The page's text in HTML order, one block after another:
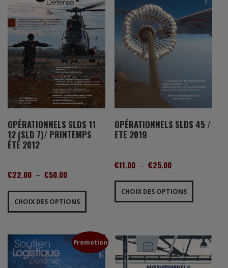
OPÉRATIONNELS SLDS 11
12 (SLD 7)/ PRINTEMPS
ÉTÉ 2012
€22.00 – €50.00PLAGE
PRIX :
€22.00
CHOIX DES OPTIONS
Ce
a
variations.
Les
options
OPÉRATIONNELS SLDS 45 /
ETE 2019
€11.00 – €25.00PLAGE
PRIX :
€11.00
CHOIX DES OPTIONS
Ce
a
options
peuvent
être
Promotion